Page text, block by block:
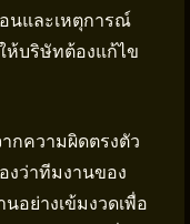
นและเหตุการณ์
ห้บริษัทต้องแก้ไข
กความผิดตรงตัว
งว่าทีมงานของ
อย่างเข้มงวดเพื่อ